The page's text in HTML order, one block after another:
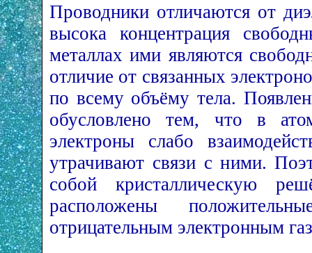
Проводники отличаются от
высока концентрация
металлах ими являются
отличие от связанных
по всему объёму тела.
обусловлено тем, что в
электроны слабо
утрачивают связи с ними.
собой кристаллическую
расположены
отрицательным электронным